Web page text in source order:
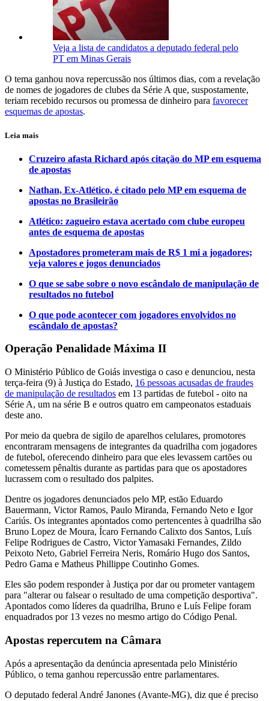
Veja a lista de candidatos a deputado federal pelo
PT em Minas Gerais
O tema ganhou nova repercussão nos últimos dias, com a revelação
de nomes de jogadores de clubes da Série A que, suspostamente,
teriam recebido recursos ou promessa de dinheiro para favorecer
esquemas de apostas.
Leia mais
Cruzeiro afasta Richard após citação do MP em esquema
de apostas
Nathan, Ex-Atlético, é citado pelo MP em esquema de
apostas no Brasileirão
Atlético: zagueiro estava acertado com clube europeu
antes de esquema de apostas
Apostadores prometeram mais de R$ 1 mi a jogadores;
veja valores e jogos denunciados
O que se sabe sobre o novo escândalo de manipulação de
resultados no futebol
O que pode acontecer com jogadores envolvidos no
escândalo de apostas?
Operação Penalidade Máxima II
O Ministério Público de Goiás investiga o caso e denunciou, nesta
terça-feira (9) à Justiça do Estado, 16 pessoas acusadas de fraudes
de manipulação de resultados em 13 partidas de futebol - oito na
Série A, um na série B e outros quatro em campeonatos estaduais
deste ano.
Por meio da quebra de sigilo de aparelhos celulares, promotores
encontraram mensagens de integrantes da quadrilha com jogadores
de futebol, oferecendo dinheiro para que eles levassem cartões ou
cometessem pênaltis durante as partidas para que os apostadores
lucrassem com o resultado dos palpites.
Dentre os jogadores denunciados pelo MP, estão Eduardo
Bauermann, Victor Ramos, Paulo Miranda, Fernando Neto e Igor
Cariús. Os integrantes apontados como pertencentes à quadrilha são
Bruno Lopez de Moura, Ícaro Fernando Calixto dos Santos, Luís
Felipe Rodrigues de Castro, Victor Yamasaki Fernandes, Zildo
Peixoto Neto, Gabriel Ferreira Neris, Romário Hugo dos Santos,
Pedro Gama e Matheus Phillippe Coutinho Gomes.
Eles são podem responder à Justiça por dar ou prometer vantagem
para "alterar ou falsear o resultado de uma competição desportiva".
Apontados como líderes da quadrilha, Bruno e Luís Felipe foram
enquadrados por 13 vezes no mesmo artigo do Código Penal.
Apostas repercutem na Câmara
Após a apresentação da denúncia apresentada pelo Ministério
Público, o tema ganhou repercussão entre parlamentares.
O deputado federal André Janones (Avante-MG), diz que é preciso